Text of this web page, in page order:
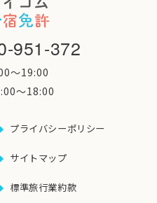
951-372
〜19:00
〜18:00
プライバシーポリシー
サイトマップ
標準旅行業約款